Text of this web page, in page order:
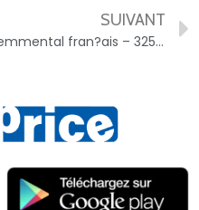
SUIVANT
emmental fran?ais – 3250391896134